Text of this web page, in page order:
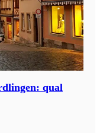
qual